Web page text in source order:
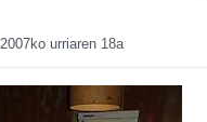
2007ko urriaren 18a